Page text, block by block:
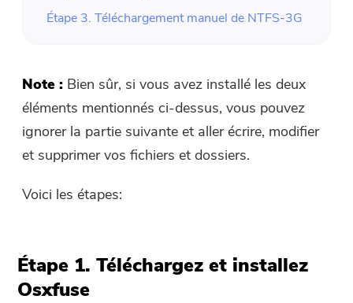
Étape 3. Téléchargement manuel de NTFS-3G
Note : Bien sûr, si vous avez installé les deux
éléments mentionnés ci-dessus, vous pouvez
ignorer la partie suivante et aller écrire, modifier
et supprimer vos fichiers et dossiers.
Voici les étapes:
Étape 1. Téléchargez et installez
Osxfuse